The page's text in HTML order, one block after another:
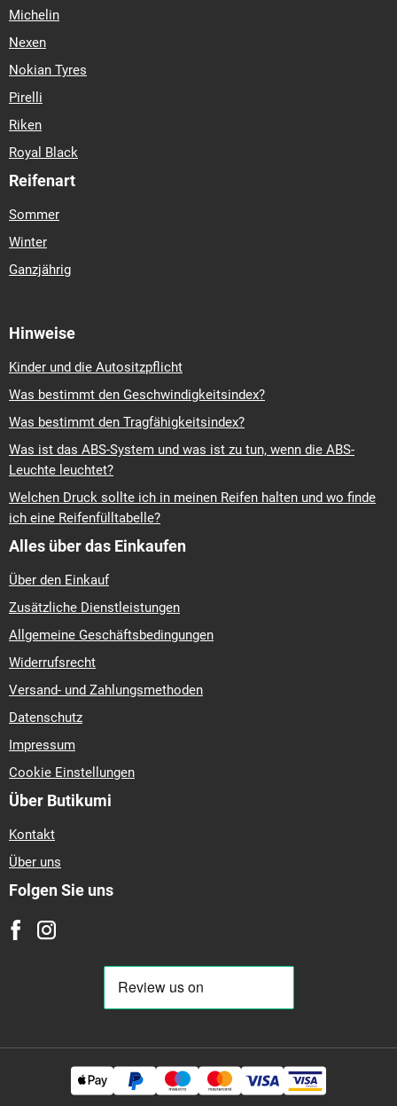
Michelin
Nexen
Nokian Tyres
Pirelli
Riken
Royal Black
Reifenart
Sommer
Winter
Ganzjährig
Hinweise
Kinder und die Autositzpflicht
Was bestimmt den Geschwindigkeitsindex?
Was bestimmt den Tragfähigkeitsindex?
Was ist das ABS-System und was ist zu tun, wenn die ABS-
Leuchte leuchtet?
Welchen Druck sollte ich in meinen Reifen halten und wo finde
ich eine Reifenfülltabelle?
Alles über das Einkaufen
Über den Einkauf
Zusätzliche Dienstleistungen
Allgemeine Geschäftsbedingungen
Widerrufsrecht
Versand- und Zahlungsmethoden
Datenschutz
Impressum
Cookie Einstellungen
Über Butikumi
Kontakt
Über uns
Folgen Sie uns